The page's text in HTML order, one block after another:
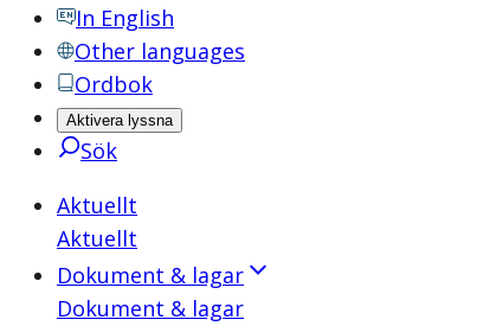
In English
Other languages
Ordbok
Aktivera lyssna
Sök
Aktuellt
Aktuellt
Dokument & lagar
Dokument & lagar